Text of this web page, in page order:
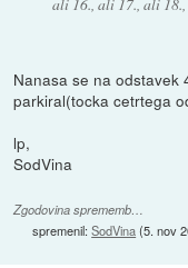
Nanasa se na odstavek
parkiral(tocka cetrtega
lp,
SodVina
Zgodovina sprememb…
spremenil:SodVina(5. nov